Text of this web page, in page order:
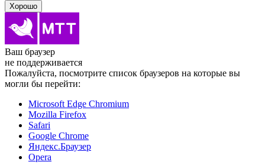
Хорошо
Ваш браузер
не поддерживается
Пожалуйста, посмотрите список браузеров на которые вы
могли бы перейти:
Microsoft Edge Chromium
Mozilla Firefox
Safari
Google Chrome
Яндекс.Браузер
Opera